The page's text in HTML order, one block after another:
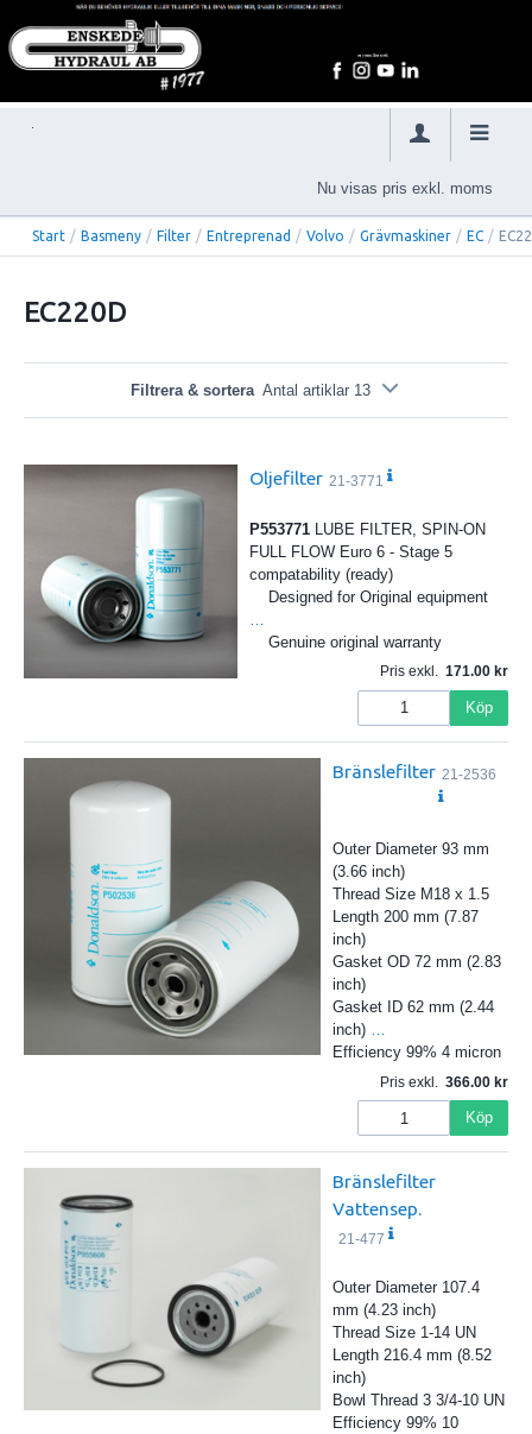
Nu visas pris exkl. moms
Start / Basmeny / Filter / Entreprenad / Volvo / Grävmaskiner / EC /
EC220D
Filtrera & sortera Antal artiklar 13
Oljefilter 21-3771
P553771LUBE FILTER, SPIN-ON
FULL FLOW Euro 6 - Stage 5
compatability (ready)
Designed for Original equipment
Genuine original warranty
Pris exkl. 171.00
Köp
Bränslefilter 21-2536
Outer Diameter 93 mm
(3.66 inch)
Thread Size M18 x 1.5
Length 200 mm (7.87
inch)
Gasket OD 72 mm (2.83
inch)
Gasket ID 62 mm (2.44
inch) …
Efficiency 99% 4 micron
Pris exkl. 366.00
Köp
Bränslefilter
Vattensep.
21-477
Outer Diameter 107.4
mm (4.23 inch)
Thread Size 1-14 UN
Length 216.4 mm (8.52
inch)
Bowl Thread 3 3/4-10 UN
Efficiency 99% 10